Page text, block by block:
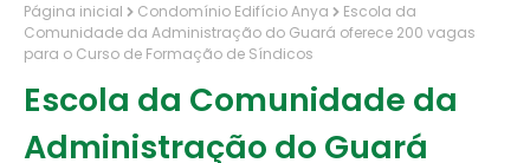
Página inicial Condomínio Edifício Anya
Escola da
Comunidade da Administração do Guará oferece 200 vagas
para o Curso de Formação de Síndicos
Escola da Comunidade da
Administração do Guará